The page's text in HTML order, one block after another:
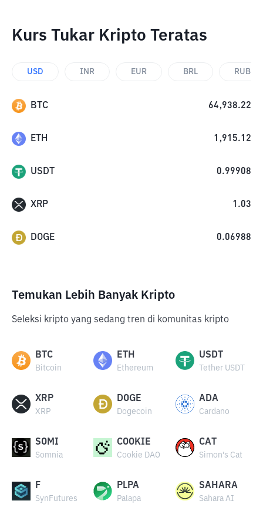
Kurs Tukar Kripto Teratas
USD INR EUR BRL RUB
BTC 64,938.22
ETH 1,915.12
USDT 0.99908
XRP 1.03
DOGE 0.06988
Temukan Lebih Banyak Kripto
Seleksi kripto yang sedang tren di komunitas kripto
BTC
Bitcoin
ETH
Ethereum
USDT
Tether USDT
XRP
XRP
DOGE
Dogecoin
ADA
Cardano
SOMI
Somnia
COOKIE
Cookie DAO
CAT
Simon's Cat
F
SynFutures
PLPA
Palapa
SAHARA
Sahara AI